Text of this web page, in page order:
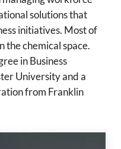
solutions that
initiatives. Most of
the chemical space.
in Business
University and a
from Franklin